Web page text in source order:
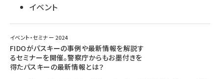
イベント
イベント・セミナー 2024
FIDOがパスキーの事例や最新情報を解説す
るセミナーを開催。警察庁からもお墨付きを
得たパスキーの最新情報とは？